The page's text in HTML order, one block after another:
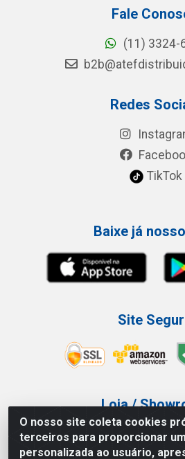
O nosso site coleta cookies
terceiros para proporcionar
personalizada ao usuário,
Fale
(11) 3324-
Redes
TikTok
Baixe já
Site
Loja /
Tel.: (11) 3227-
Av Vautier, 587/597 - Pari